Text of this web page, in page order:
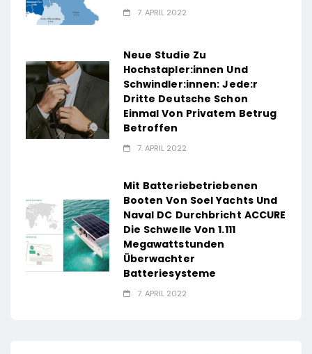
7. APRIL 2022
Neue Studie Zu
Hochstapler:innen Und
Schwindler:innen: Jede:r
Dritte Deutsche Schon
Einmal Von Privatem Betrug
Betroffen
7. APRIL 2022
Mit Batteriebetriebenen
Booten Von Soel Yachts Und
Naval DC Durchbricht ACCURE
Die Schwelle Von 1.111
Megawattstunden
Überwachter
Batteriesysteme
7. APRIL 2022